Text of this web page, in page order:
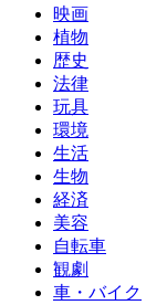
映画
植物
歴史
法律
玩具
環境
生活
生物
経済
美容
自転車
観劇
車・バイク